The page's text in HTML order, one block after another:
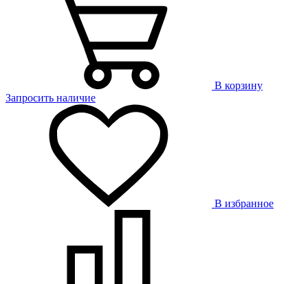
В корзину
Запросить наличие
В избранное